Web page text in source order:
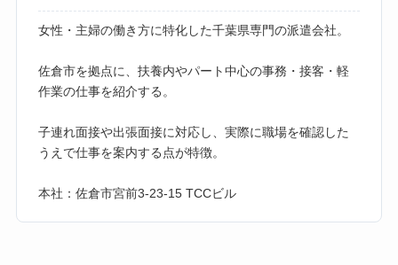
女性・主婦の働き方に特化した千葉県専門の派遣会社。
佐倉市を拠点に、扶養内やパート中心の事務・接客・軽
作業の仕事を紹介する。
子連れ面接や出張面接に対応し、実際に職場を確認した
うえで仕事を案内する点が特徴。
本社：佐倉市宮前3-23-15 TCCビル